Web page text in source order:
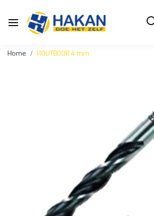
Home HOUTBOOR 4 mm